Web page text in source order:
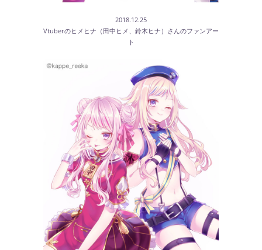
2018.12.25
Vtuberのヒメヒナ（田中ヒメ、鈴木ヒナ）さんのファンアー
ト